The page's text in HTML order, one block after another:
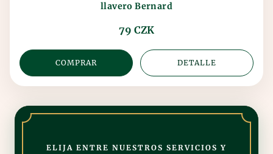
llavero Bernard
79 CZK
COMPRAR DETALLE
ELIJA ENTRE NUESTROS SERVICIOS Y